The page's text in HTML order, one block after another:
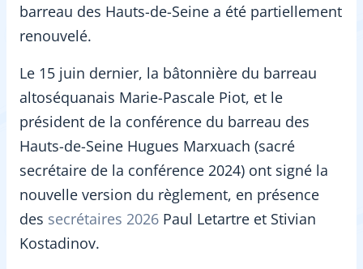
barreau des Hauts-de-Seine a été partiellement
renouvelé.
Le 15 juin dernier, la bâtonnière du barreau
altoséquanais Marie-Pascale Piot, et le
président de la conférence du barreau des
Hauts-de-Seine Hugues Marxuach (sacré
secrétaire de la conférence 2024) ont signé la
nouvelle version du règlement, en présence
des secrétaires 2026 Paul Letartre et Stivian
Kostadinov.